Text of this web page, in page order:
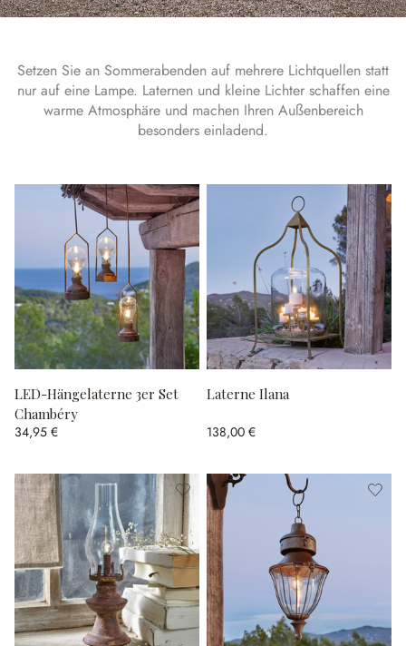
Setzen Sie an Sommerabenden auf mehrere Lichtquellen statt
nur auf eine Lampe. Laternen und kleine Lichter schaffen eine
warme Atmosphäre und machen Ihren Außenbereich
besonders einladend.
LED-Hängelaterne 3er Set
Chambéry
34,95 €
Laterne Ilana
138,00 €